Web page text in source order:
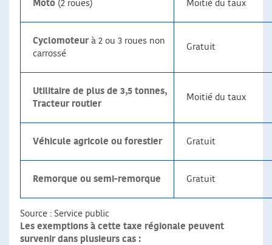
Moto (2 roues) Moitié du taux
Cyclomoteurà 2 ou 3 roues non
carrossé
Gratuit
Utilitaire de plus de 3,5 tonnes,
Tracteur routier
Moitié du taux
Véhicule agricole ou forestier Gratuit
Remorque ou semi-remorque Gratuit
Source : Service public
Les exemptions à cette taxe régionale peuvent
survenir dans plusieurs cas :